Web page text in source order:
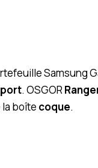
Samsung
. OSGOR
la boîte coque.